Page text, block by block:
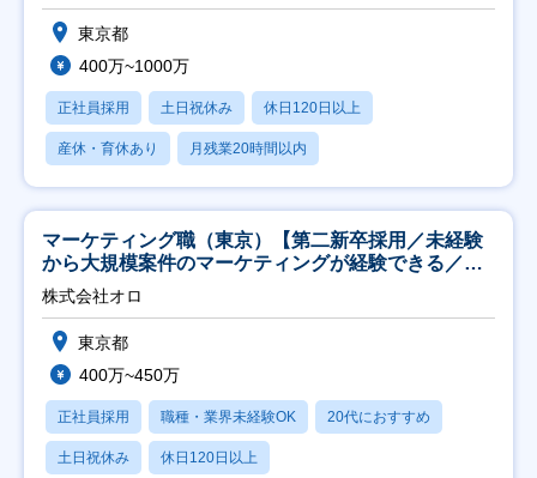
東京都
400万~1000万
正社員採用 土日祝休み 休日120日以上
産休・育休あり 月残業20時間以内
マーケティング職（東京）【第二新卒採用／未経験
から大規模案件のマーケティングが経験できる／研
修充実】
株式会社オロ
東京都
400万~450万
正社員採用 職種・業界未経験OK 20代におすすめ
土日祝休み 休日120日以上